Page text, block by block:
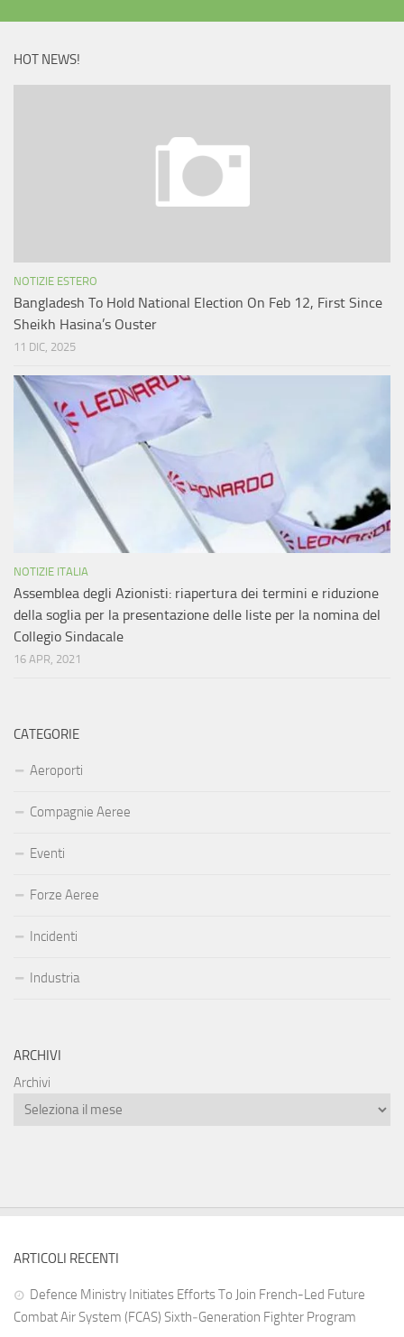
HOT NEWS!
NOTIZIE ESTERO
Bangladesh To Hold National Election On Feb 12, First Since
Sheikh Hasina’s Ouster
11 DIC, 2025
NOTIZIE ITALIA
Assemblea degli Azionisti: riapertura dei termini e riduzione
della soglia per la presentazione delle liste per la nomina del
Collegio Sindacale
16 APR, 2021
CATEGORIE
Aeroporti
Compagnie Aeree
Eventi
Forze Aeree
Incidenti
Industria
ARCHIVI
Archivi
ARTICOLI RECENTI
Defence Ministry Initiates Efforts To Join French-Led Future
Combat Air System (FCAS) Sixth‑Generation Fighter Program